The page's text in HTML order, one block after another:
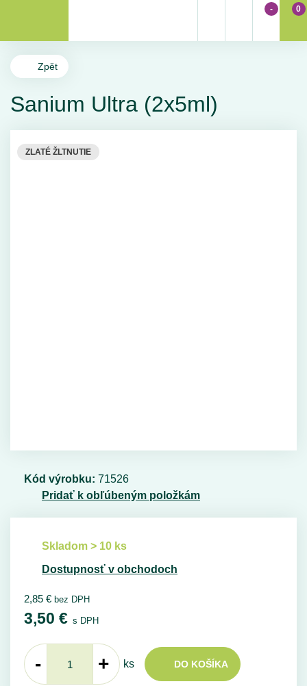
- 0
Zpět
Sanium Ultra (2x5ml)
Kód výrobku: 71526
Pridať k obľúbeným položkám
Skladom > 10 ks
Dostupnosť v obchodoch
2,85 € bez DPH
3,50 € s DPH
- + ks DO KOŠÍKA
ZLATÉ ŽLTNUTIE